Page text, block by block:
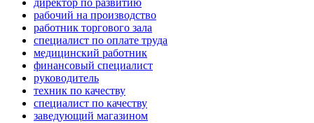
директор по развитию
рабочий на производство
работник торгового зала
специалист по оплате труда
медицинский работник
финансовый специалист
руководитель
техник по качеству
специалист по качеству
заведующий магазином